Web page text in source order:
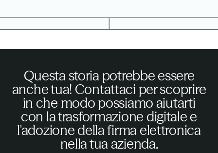
Questa storia potrebbe essere
anche tua! Contattaci per scoprire
in che modo possiamo aiutarti
con la trasformazione digitale e
l'adozione della firma elettronica
nella tua azienda.